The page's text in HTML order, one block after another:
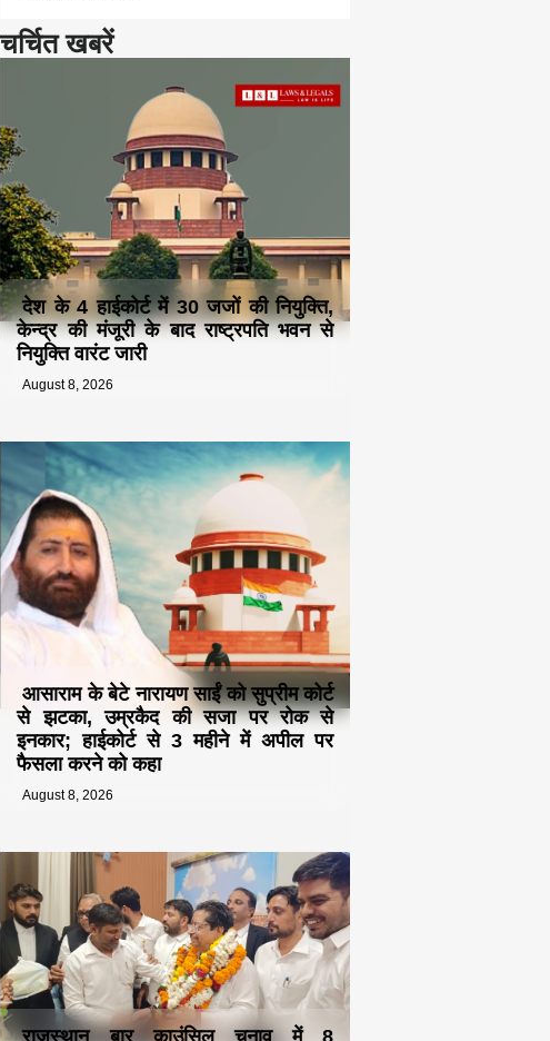
चर्चित खबरें
देश के 4 हाईकोर्ट में 30 जजों की नियुक्ति,
केन्द्र की मंजूरी के बाद राष्ट्रपति भवन से
नियुक्ति वारंट जारी
August 8, 2026
आसाराम के बेटे नारायण साईं को सुप्रीम कोर्ट
से झटका, उम्रकैद की सजा पर रोक से
इनकार; हाईकोर्ट से 3 महीने में अपील पर
फैसला करने को कहा
August 8, 2026
राजस्थान बार काउंसिल चुनाव में 8